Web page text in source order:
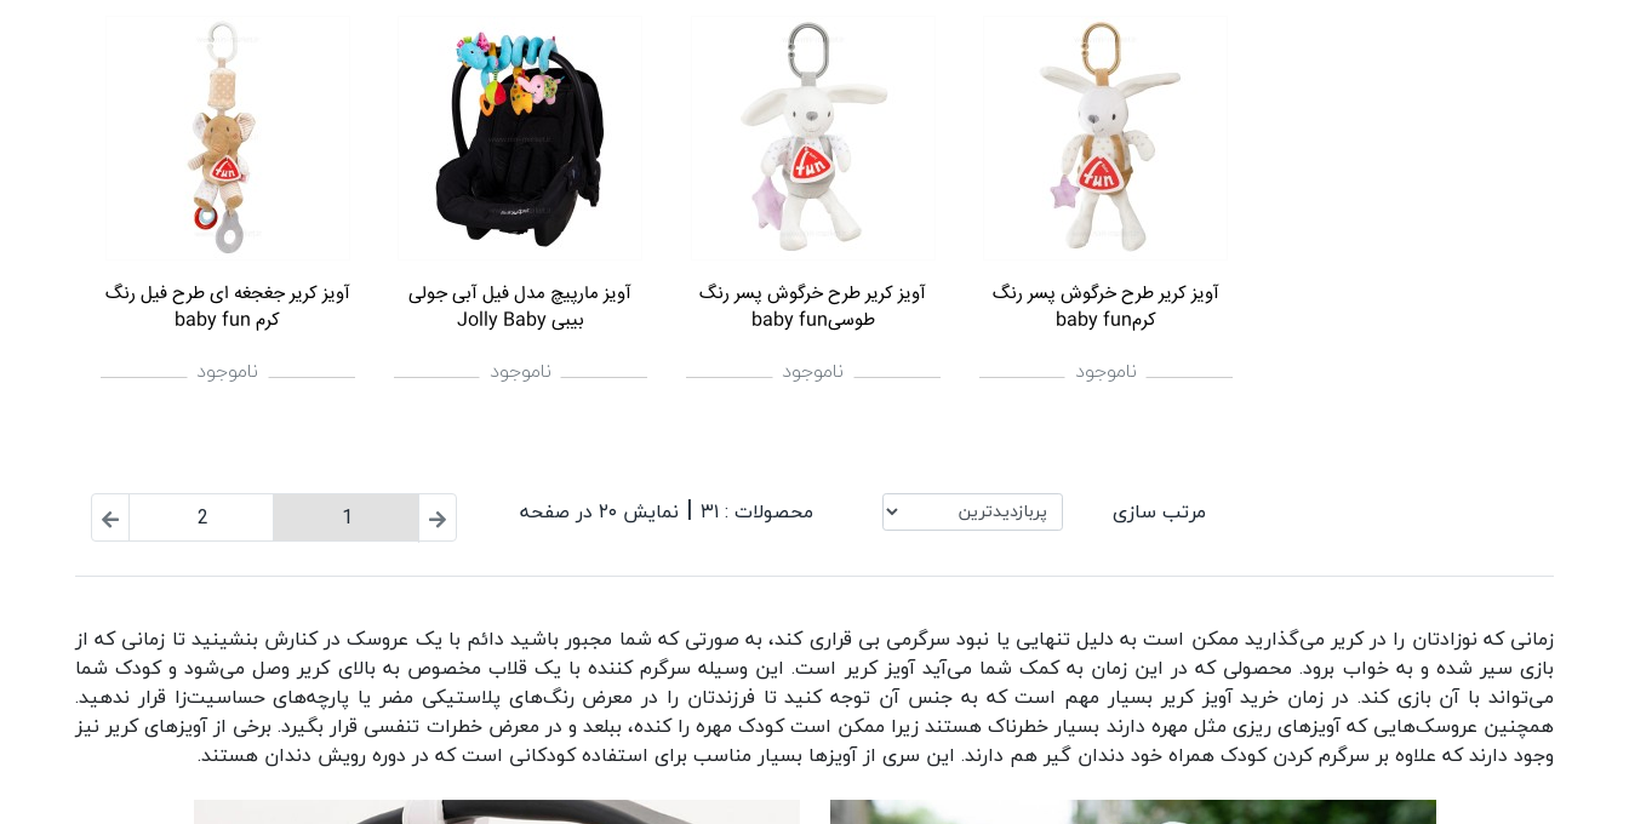
آویز کریر طرح خرگوش پسر رنگ
کرمbaby fun
ناموجود
آویز کریر طرح خرگوش پسر رنگ
طوسیbaby fun
ناموجود
آویز مارپیچ مدل فیل آبی جولی
بیبی Jolly Baby
ناموجود
آویز کریر جغجغه ای طرح فیل رنگ
کرم baby fun
ناموجود
مرتب سازی محصولات : ۳۱ | نمایش ۲۰ در صفحه 1
2
زمانی که نوزادتان را در کریر می‌گذارید ممکن است به دلیل تنهایی یا نبود سرگرمی بی قراری کند، به صورتی که شما مجبور باشید دائم با یک عروسک در کنارش بنشینید تا زمانی که از
بازی سیر شده و به خواب برود. محصولی که در این زمان به کمک شما می‌آید آویز کریر است. این وسیله سرگرم کننده با یک قلاب مخصوص به بالای کریر وصل می‌شود و کودک شما
می‌تواند با آن بازی کند. در زمان خرید آویز کریر بسیار مهم است که به جنس آن توجه کنید تا فرزندتان را در معرض رنگ‌های پلاستیکی مضر یا پارچه‌های حساسیت‌زا قرار ندهید.
همچنین عروسک‌هایی که آویزهای ریزی مثل مهره دارند بسیار خطرناک هستند زیرا ممکن است کودک مهره را کنده، ببلعد و در معرض خطرات تنفسی قرار بگیرد. برخی از آویزهای کریر نیز
وجود دارند که علاوه بر سرگرم کردن کودک همراه خود دندان گیر هم دارند. این سری از آویزها بسیار مناسب برای استفاده کودکانی است که در دوره رویش دندان هستند.